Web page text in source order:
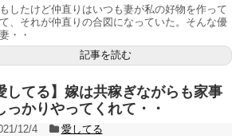
したけど仲直りはいつも妻が私の好物を作って
、それが仲直りの合図になっていた。そんな優
・・
記事を読む
してる】嫁は共稼ぎながらも家事
っかりやってくれて・・
12/4
愛してる